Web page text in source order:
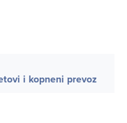
i kopneni prevoz